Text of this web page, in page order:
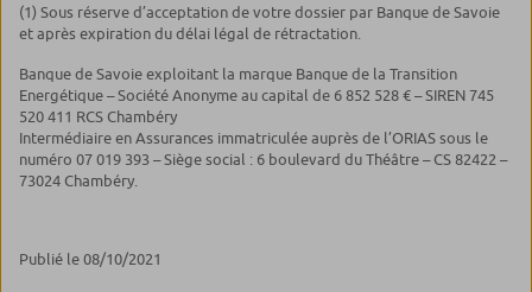
(1) Sous réserve d’acceptation de votre dossier par Banque de Savoie
et après expiration du délai légal de rétractation.
Banque de Savoie exploitant la marque Banque de la Transition
Energétique – Société Anonyme au capital de 6 852 528 € – SIREN 745
520 411 RCS Chambéry
Intermédiaire en Assurances immatriculée auprès de l’ORIAS sous le
numéro 07 019 393 – Siège social : 6 boulevard du Théâtre – CS 82422 –
73024 Chambéry.
Publié le 08/10/2021